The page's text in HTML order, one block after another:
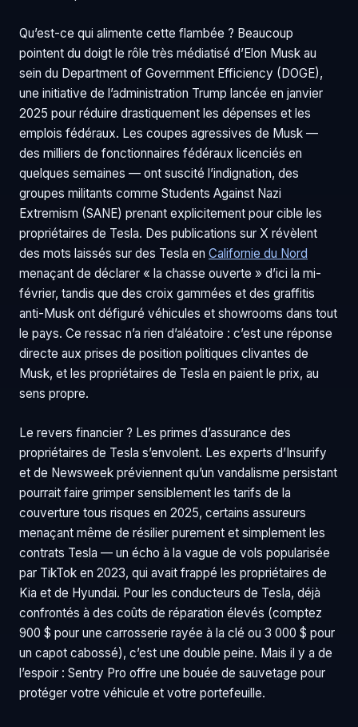
Qu’est-ce qui alimente cette flambée ? Beaucoup
pointent du doigt le rôle très médiatisé d’Elon Musk au
sein du Department of Government Efficiency (DOGE),
une initiative de l’administration Trump lancée en janvier
2025 pour réduire drastiquement les dépenses et les
emplois fédéraux. Les coupes agressives de Musk —
des milliers de fonctionnaires fédéraux licenciés en
quelques semaines — ont suscité l’indignation, des
groupes militants comme Students Against Nazi
Extremism (SANE) prenant explicitement pour cible les
propriétaires de Tesla. Des publications sur X révèlent
des mots laissés sur des Tesla en Californie du Nord
menaçant de déclarer « la chasse ouverte » d’ici la mi-
février, tandis que des croix gammées et des graffitis
anti-Musk ont défiguré véhicules et showrooms dans tout
le pays. Ce ressac n’a rien d’aléatoire : c’est une réponse
directe aux prises de position politiques clivantes de
Musk, et les propriétaires de Tesla en paient le prix, au
sens propre.
Le revers financier ? Les primes d’assurance des
propriétaires de Tesla s’envolent. Les experts d’Insurify
et de Newsweek préviennent qu’un vandalisme persistant
pourrait faire grimper sensiblement les tarifs de la
couverture tous risques en 2025, certains assureurs
menaçant même de résilier purement et simplement les
contrats Tesla — un écho à la vague de vols popularisée
par TikTok en 2023, qui avait frappé les propriétaires de
Kia et de Hyundai. Pour les conducteurs de Tesla, déjà
confrontés à des coûts de réparation élevés (comptez
900 $ pour une carrosserie rayée à la clé ou 3 000 $ pour
un capot cabossé), c’est une double peine. Mais il y a de
l’espoir : Sentry Pro offre une bouée de sauvetage pour
protéger votre véhicule et votre portefeuille.